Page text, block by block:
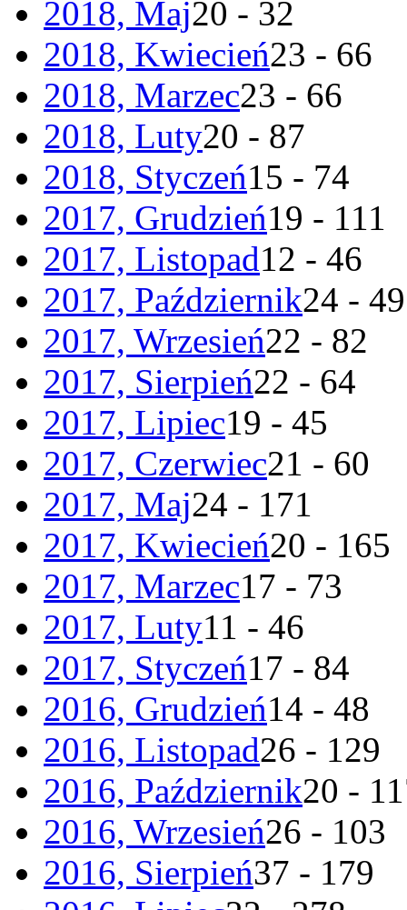
2018, Maj20 - 32
2018, Kwiecień23 - 66
2018, Marzec23 - 66
2018, Luty20 - 87
2018, Styczeń15 - 74
2017, Grudzień19 - 111
2017, Listopad12 - 46
2017, Październik24 - 49
2017, Wrzesień22 - 82
2017, Sierpień22 - 64
2017, Lipiec19 - 45
2017, Czerwiec21 - 60
2017, Maj24 - 171
2017, Kwiecień20 - 165
2017, Marzec17 - 73
2017, Luty11 - 46
2017, Styczeń17 - 84
2016, Grudzień14 - 48
2016, Listopad26 - 129
2016, Październik20 -
2016, Wrzesień26 - 103
2016, Sierpień37 - 179